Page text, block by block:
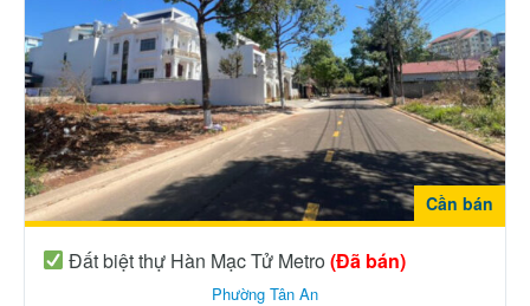
Cần bán
Đất biệt thự Hàn Mạc Tử Metro(Đã bán)
Phường Tân An